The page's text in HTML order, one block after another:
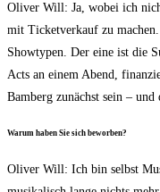
Oli­ver Will: Ja, wobei ich
mit Ticket­ver­kauf zu
Show­ty­pen. Der eine ist die
Acts an einem Abend,
Bam­berg zunächst sein –
War­um haben Sie sich beworben?
Oli­ver Will: Ich bin selbst